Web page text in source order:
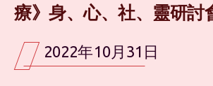
療》身、心、社、靈研討
2022年10月31日